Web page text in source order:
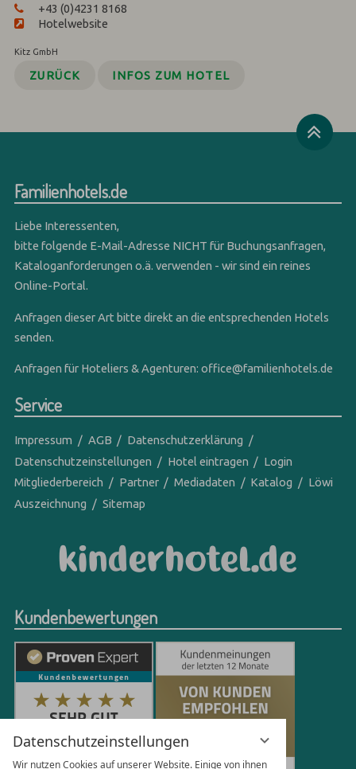
Datenschutzeinstellungen
Wir nutzen Cookies auf unserer Website. Einige von ihnen
+43 (0)4231 8168
Hotelwebsite
Kitz GmbH
ZURÜCK INFOS ZUM HOTEL
Familienhotels.de
Liebe Interessenten,
bitte folgende E-Mail-Adresse NICHT für Buchungsanfragen,
Kataloganforderungen o.ä. verwenden - wir sind ein reines
Online-Portal.
Anfragen dieser Art bitte direkt an die entsprechenden Hotels
senden.
Anfragen für Hoteliers & Agenturen:office@familienhotels.de
Service
Impressum AGB
Datenschutzerklärung
Datenschutzeinstellungen
Hotel eintragen
Login
Mitgliederbereich
Partner Mediadaten Katalog
Löwi
Auszeichnung
Sitemap
Kundenbewertungen